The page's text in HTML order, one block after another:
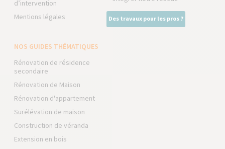
d’intervention
Mentions légales
Des travaux pour les pros ?
NOS GUIDES THÉMATIQUES
Rénovation de résidence
secondaire
Rénovation de Maison
Rénovation d'appartement
Surélévation de maison
Construction de véranda
Extension en bois